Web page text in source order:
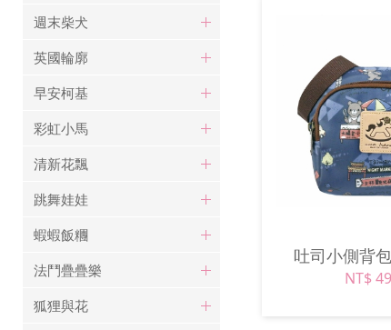
週末柴犬
英國輪廓
早安柯基
彩虹小馬
清新花飄
跳舞娃娃
蝦蝦飯糰
法鬥疊疊樂
狐狸與花
吐司小側背
NT$